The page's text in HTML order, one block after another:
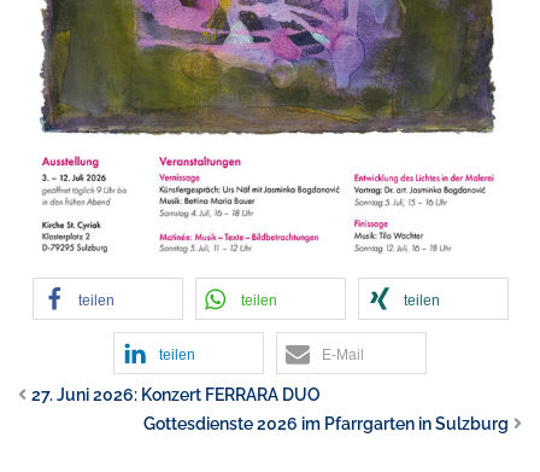
teilen teilen teilen
teilen E-Mail
27. Juni 2026: Konzert FERRARA DUO
Gottesdienste 2026 im Pfarrgarten in Sulzburg